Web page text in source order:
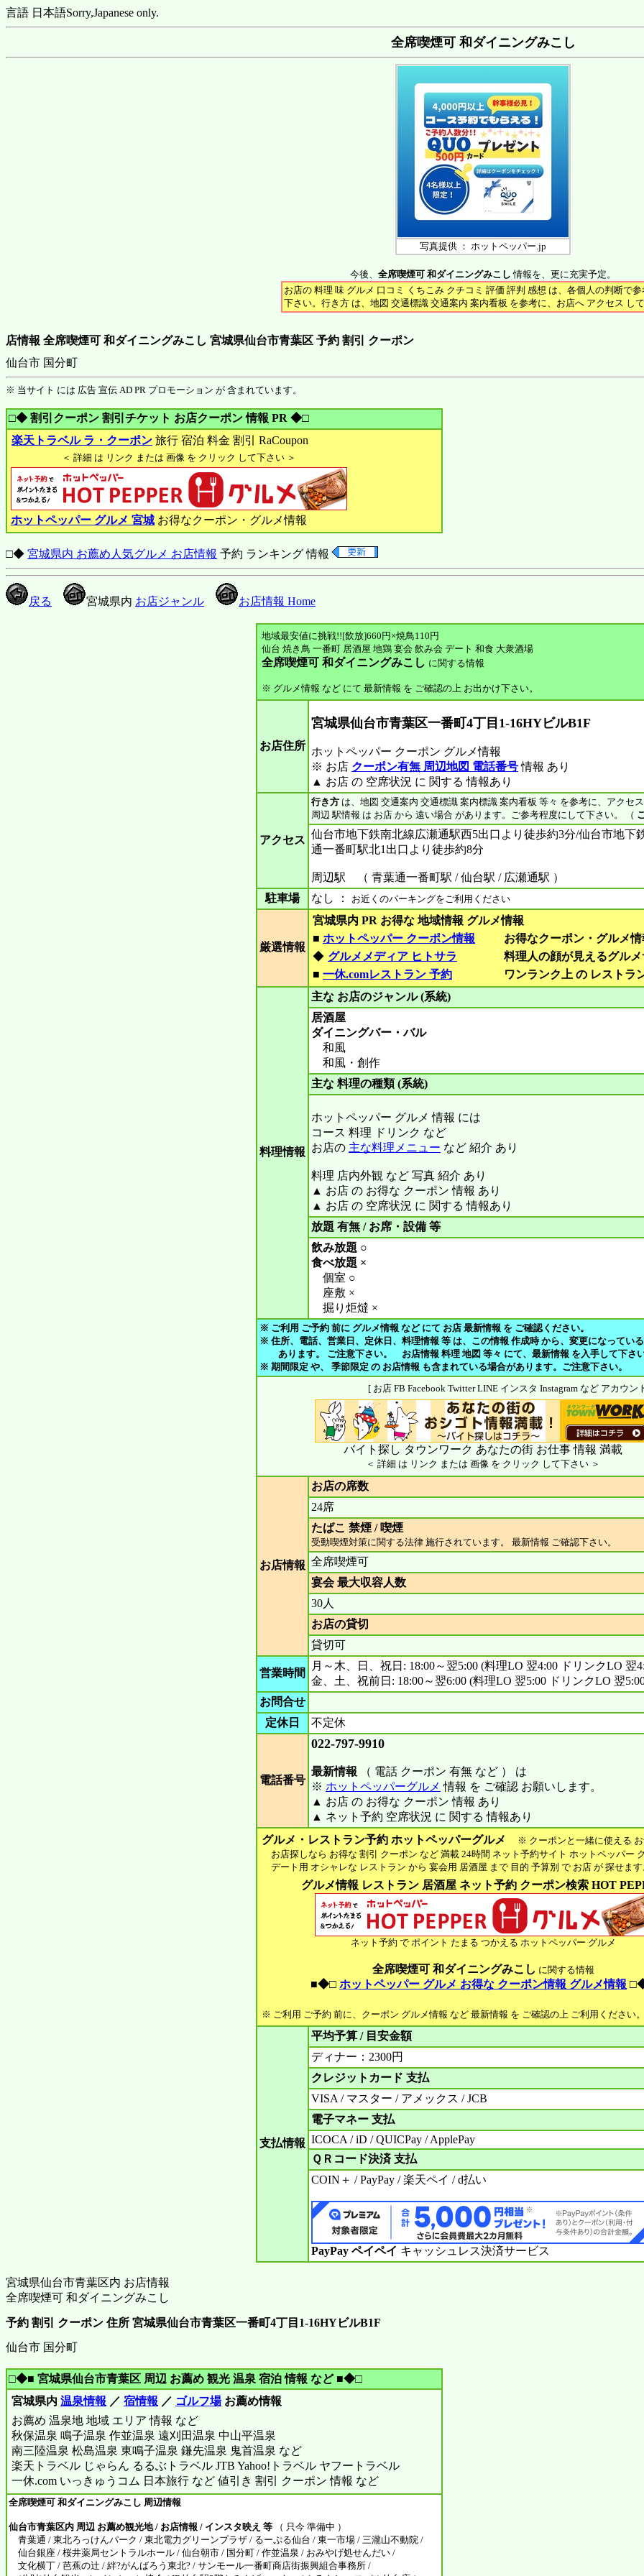
言語 日本語Sorry,Japanese only.
全席喫煙可 和ダイニングみこし
写真提供 ： ホットペッパー.jp
今後、 全席喫煙可 和ダイニングみこし 情報を、更に充実予定。
お店の 料理 味 グルメ 口コミ くちこみ クチコミ 評価 評判 感想 は、各個人の判断で
下さい。行き方 は、地図 交通標識 交通案内 案内看板 を参考に、お店へ アクセス し
店情報 全席喫煙可 和ダイニングみこし 宮城県仙台市青葉区 予約 割引 クーポン
仙台市 国分町
※ 当サイト には 広告 宣伝 AD PR プロモーション が 含まれています。
□◆ 割引クーポン 割引チケット お店クーポン 情報 PR ◆□
楽天トラベル ラ・クーポン 旅行 宿泊 料金 割引 RaCoupon
＜ 詳細 は リンク または 画像 を クリック して下さい ＞
ホットペッパー グルメ 宮城 お得なクーポン・グルメ情報
□◆ 宮城県内 お薦め人気グルメ お店情報 予約 ランキング 情報
戻る 宮城県内 お店ジャンル お店情報 Home
地域最安値に挑戦!![飲放]660円×焼鳥110円
仙台 焼き鳥 一番町 居酒屋 地鶏 宴会 飲み会 デート 和食 大衆酒場
全席喫煙可 和ダイニングみこし に関する情報
※ グルメ情報 など にて 最新情報 を ご確認の上 お出かけ下さい。
お店住所
宮城県仙台市青葉区一番町4丁目1-16HYビルB1F
ホットペッパー クーポン グルメ情報
※ お店 クーポン有無 周辺地図 電話番号情報 あり
▲ お店 の 空席状況 に 関する 情報あり
アクセス
行き方 は、地図 交通案内 交通標識 案内標識 案内看板 等々 を参考に、アクセ
周辺 駅情報 は お店 から 遠い場合 があります。ご参考程度にして下さい。 （
仙台市地下鉄南北線広瀬通駅西5出口より徒歩約3分/仙台市地下
通一番町駅北1出口より徒歩約8分
周辺駅 （ 青葉通一番町駅 / 仙台駅 / 広瀬通駅 ）
駐車場
なし ： お近くのパーキングをご利用ください
厳選情報
宮城県内 PR お得な 地域情報 グルメ情報
■ ホットペッパー クーポン情報
お得なクーポン・グルメ
◆ グルメメディア ヒトサラ
料理人の顔が見えるグル
■ 一休.comレストラン 予約 ワンランク上 の レストラ
料理情報
主な お店のジャンル (系統)
居酒屋
ダイニングバー・バル
和風
和風・創作
主な 料理の種類 (系統)
ホットペッパー グルメ 情報 には
コース 料理 ドリンク など
お店の 主な料理メニュー など 紹介 あり
料理 店内外観 など 写真 紹介 あり
▲ お店 の お得な クーポン 情報 あり
▲ お店 の 空席状況 に 関する 情報あり
放題 有無 / お席・設備 等
飲み放題 ○
食べ放題 ×
個室 ○
座敷 ×
掘り炬燵 ×
※ ご利用 ご予約 前に グルメ情報 など にて お店 最新情報 を ご確認ください。
※ 住所、電話、営業日、定休日、料理情報 等 は、この情報 作成時 から、変更になってい
あります。 ご注意下さい。 お店情報 料理 地図 等々 にて、最新情報 を入手して下さ
※ 期間限定 や、 季節限定 の お店情報 も含まれている場合があります。ご注意下さい。
[ お店 FB Facebook Twitter LINE インスタ Instagram など アカウン
バイト探し タウンワーク あなたの街 お仕事 情報 満載
＜ 詳細 は リンク または 画像 を クリック して下さい ＞
お店情報
お店の席数
24席
たばこ 禁煙 / 喫煙
受動喫煙対策に関する法律 施行されています。 最新情報 ご確認下さい。
全席喫煙可
宴会 最大収容人数
30人
お店の貸切
貸切可
営業時間
月～木、日、祝日: 18:00～翌5:00 (料理LO 翌4:00 ドリンクLO 翌
金、土、祝前日: 18:00～翌6:00 (料理LO 翌5:00 ドリンクLO 翌
お問合せ
定休日
不定休
電話番号
022-797-9910
最新情報 （ 電話 クーポン 有無 など ） は
※ ホットペッパーグルメ 情報 を ご確認 お願いします。
▲ お店 の お得な クーポン 情報 あり
▲ ネット予約 空席状況 に 関する 情報あり
グルメ・レストラン予約 ホットペッパーグルメ
※ クーポンと一緒に使える
お店探しなら お得な 割引 クーポン など 満載 24時間 ネット予約サイト ホットペッパー
デート用 オシャレな レストラン から 宴会用 居酒屋 まで 目的 予算別 で お店 が 探せま
グルメ情報 レストラン 居酒屋 ネット予約 クーポン検索 HOT
ネット予約 で ポイント たまる つかえる ホットペッパー グルメ
全席喫煙可 和ダイニングみこし に関する情報
■◆□ ホットペッパー グルメ お得な クーポン情報 グルメ情報
※ ご利用 ご予約 前に、クーポン グルメ情報 など 最新情報 を ご確認の上 ご利用ください
支払情報
平均予算 / 目安金額
ディナー：2300円
クレジットカード 支払
VISA / マスター / アメックス / JCB
電子マネー 支払
ICOCA / iD / QUICPay / ApplePay
ＱＲコード決済 支払
COIN＋ / PayPay / 楽天ペイ / d払い
PayPay ペイペイ キャッシュレス決済サービス
宮城県仙台市青葉区内 お店情報
全席喫煙可 和ダイニングみこし
予約 割引 クーポン 住所 宮城県仙台市青葉区一番町4丁目1-16HYビルB1F
仙台市 国分町
□◆■ 宮城県仙台市青葉区 周辺 お薦め 観光 温泉 宿泊 情報 など ■◆□
宮城県内 温泉情報 ／ 宿情報 ／ ゴルフ場お薦め情報
お薦め 温泉地 地域 エリア 情報 など
秋保温泉 鳴子温泉 作並温泉 遠刈田温泉 中山平温泉
南三陸温泉 松島温泉 東鳴子温泉 鎌先温泉 鬼首温泉 など
楽天トラベル じゃらん るるぶトラベル JTB Yahoo!トラベル ヤフートラベル
一休.com いっきゅうコム 日本旅行 など 値引き 割引 クーポン 情報 など
全席喫煙可 和ダイニングみこし 周辺情報
仙台市青葉区内 周辺 お薦め観光地 / お店情報 / インスタ映え 等 （ 只今 準備中 ）
青葉通 / 東北ろっけんパーク / 東北電力グリーンプラザ / るーぷる仙台 / 東一市場 / 三瀧山不動院 /
仙台銀座 / 桜井薬局セントラルホール / 仙台朝市 / 国分町 / 作並温泉 / おみやげ処せんだい /
文化横丁 / 芭蕉の辻 / 絆?がんばろう東北? / サンモール一番町商店街振興組合事務所 /